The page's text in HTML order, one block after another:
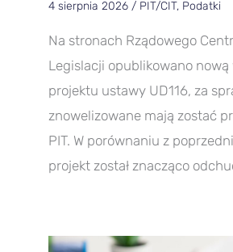
4 sierpnia 2026 / PIT/CIT, Podatki
Na stronach Rządowego
Legislacji opublikowano nową
projektu ustawy UD116, za
znowelizowane mają zostać
PIT. W porównaniu z
projekt został znacząco